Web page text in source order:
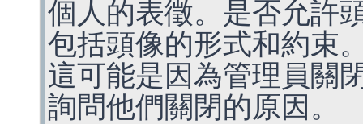
個人的表徵。是否允許
包括頭像的形式和約束
這可能是因為管理員關
詢問他們關閉的原因。